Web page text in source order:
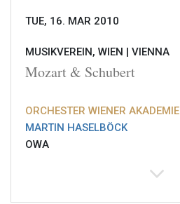
TUE, 16. MAR 2010
MUSIKVEREIN, WIEN | VIENNA
Mozart & Schubert
ORCHESTER WIENER AKADEMIE
MARTIN HASELBÖCK
OWA